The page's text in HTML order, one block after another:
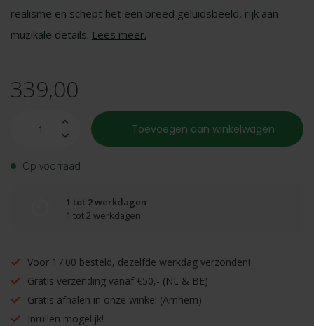
realisme en schept het een breed geluidsbeeld, rijk aan
muzikale details. Lees meer.
339,00
Toevoegen aan winkelwagen
Op voorraad
1 tot 2 werkdagen
1 tot 2 werkdagen
Voor 17:00 besteld, dezelfde werkdag verzonden!
Gratis verzending vanaf €50,- (NL & BE)
Gratis afhalen in onze winkel (Arnhem)
Inruilen mogelijk!